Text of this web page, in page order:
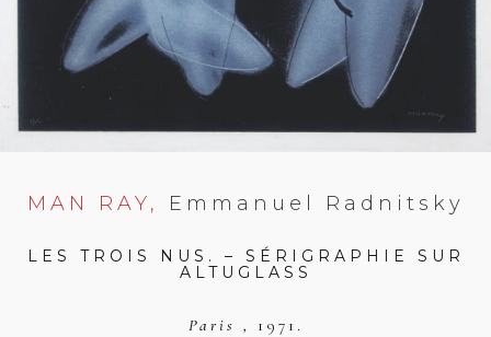
MAN RAY, Emmanuel Radnitsky
LES TROIS NUS. – SÉRIGRAPHIE SUR
ALTUGLASS
Paris , 1971.